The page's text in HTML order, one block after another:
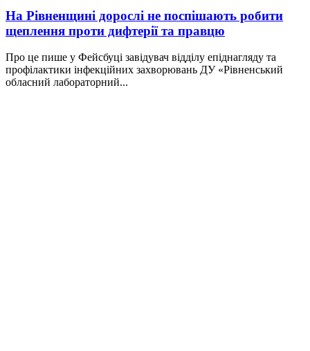
На Рівненщині дорослі не поспішають робити
щеплення проти дифтерії та правцю
Про це пише у Фейсбуці завідувач відділу епіднагляду та
профілактики інфекційних захворювань ДУ «Рівненський
обласний лабораторний...